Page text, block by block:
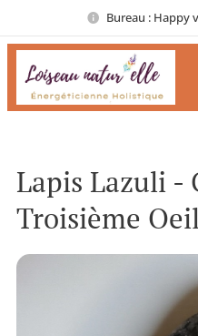
Bureau : Happy
Lapis Lazuli -
Troisième